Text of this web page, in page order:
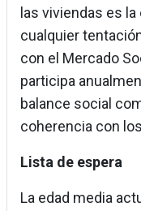
las viviendas es
cualquier
con el Mercado
participa
balance social
coherencia con
Lista de espera
La edad media